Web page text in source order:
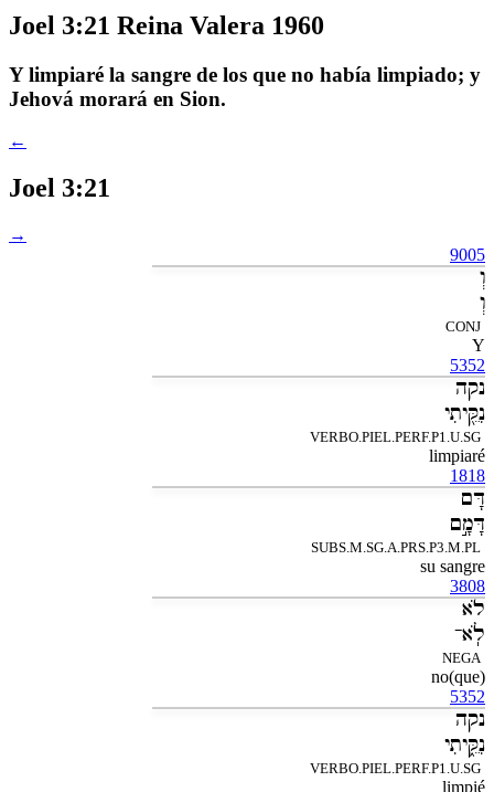
Joel 3:21 Reina Valera 1960
Y limpiaré la sangre de los que no había limpiado; y
Jehová morará en Sion.
←
Joel 3:21
→
9005
וְ
וְ
CONJ
Y
5352
נקה
נִקֵּ֖יתִי
VERBO.PIEL.PERF.P1.U.SG
limpiaré
1818
דָּם
דָּמָ֣ם
SUBS.M.SG.A.PRS.P3.M.PL
su sangre
3808
לֹא
לֹֽא־
NEGA
(que)no
5352
נקה
נִקֵּ֑יתִי
VERBO.PIEL.PERF.P1.U.SG
limpié